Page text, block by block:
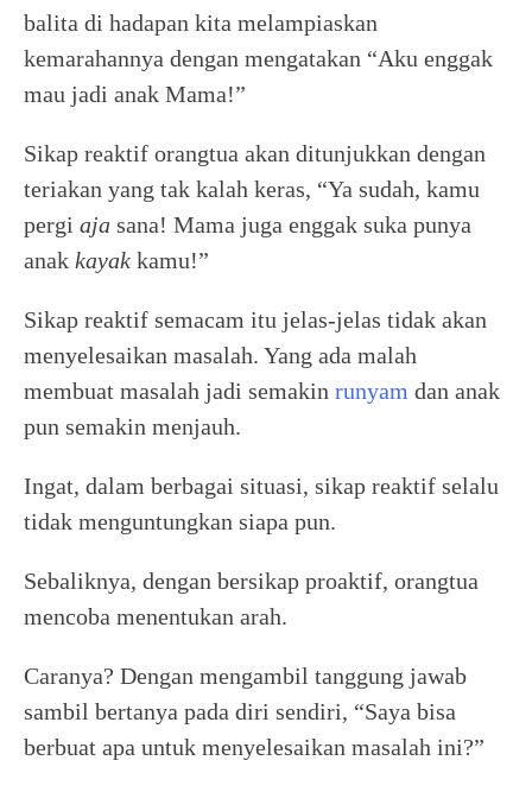
balita di hadapan kita melampiaskan
kemarahannya dengan mengatakan “Aku enggak
mau jadi anak Mama!”
Sikap reaktif orangtua akan ditunjukkan dengan
teriakan yang tak kalah keras, “Ya sudah, kamu
pergi aja sana! Mama juga enggak suka punya
anak kayak kamu!”
Sikap reaktif semacam itu jelas-jelas tidak akan
menyelesaikan masalah. Yang ada malah
membuat masalah jadi semakin runyam dan anak
pun semakin menjauh.
Ingat, dalam berbagai situasi, sikap reaktif selalu
tidak menguntungkan siapa pun.
Sebaliknya, dengan bersikap proaktif, orangtua
mencoba menentukan arah.
Caranya? Dengan mengambil tanggung jawab
sambil bertanya pada diri sendiri, “Saya bisa
berbuat apa untuk menyelesaikan masalah ini?”